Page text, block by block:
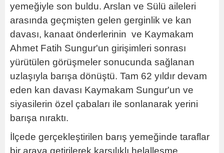
yemeğiyle son buldu. Arslan ve Sülü aileleri
arasında geçmişten gelen gerginlik ve kan
davası, kanaat önderlerinin ve Kaymakam
Ahmet Fatih Sungur'un girişimleri sonrası
yürütülen görüşmeler sonucunda sağlanan
uzlaşıyla barışa dönüştü. Tam 62 yıldır devam
eden kan davası Kaymakam Sungur'un ve
siyasilerin özel çabaları ile sonlanarak yerini
barışa nıraktı.
İlçede gerçekleştirilen barış yemeğinde taraflar
bir araya getirilerek karşılıklı helalleşme